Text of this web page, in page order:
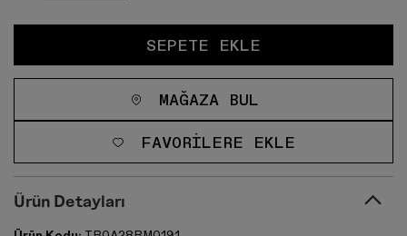
SEPETE EKLE
MAĞAZA BUL
FAVORILERE EKLE
Ürün Detayları